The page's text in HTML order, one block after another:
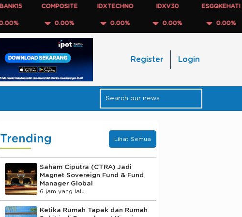
COMPOSITE
0.00%
IDXTECHNO
0.00%
IDXV30
0.00%
ESGQKEHATI
0.00%
Register Login
Trending Lihat Semua
Saham Ciputra (CTRA) Jadi
Magnet Sovereign Fund & Fund
Manager Global
6 jam yang lalu
Ketika Rumah Tapak dan Rumah